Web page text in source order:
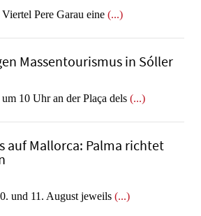
Pere Garau eine (...)
Massentourismus in Sóller
10 Uhr an der Plaça dels (...)
auf Mallorca: Palma richtet
und 11. August jeweils (...)